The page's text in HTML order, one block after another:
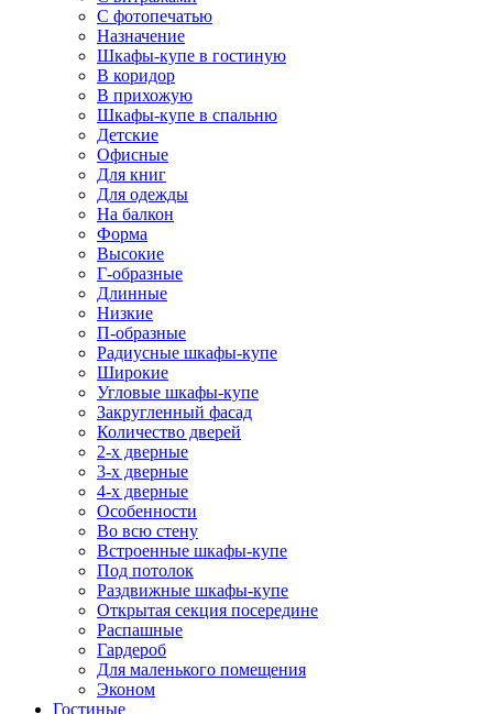
С фотопечатью
Назначение
Шкафы-купе в гостиную
В коридор
В прихожую
Шкафы-купе в спальню
Детские
Офисные
Для книг
Для одежды
На балкон
Форма
Высокие
Г-образные
Длинные
Низкие
П-образные
Радиусные шкафы-купе
Широкие
Угловые шкафы-купе
Закругленный фасад
Количество дверей
2-х дверные
3-х дверные
4-х дверные
Особенности
Во всю стену
Встроенные шкафы-купе
Под потолок
Раздвижные шкафы-купе
Открытая секция посередине
Распашные
Гардероб
Для маленького помещения
Эконом
Гостиные